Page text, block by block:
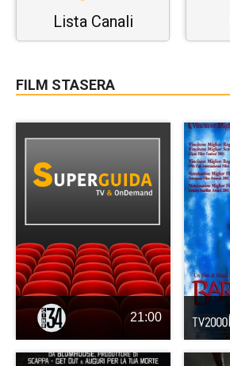
Lista Canali
FILM STASERA
21:00